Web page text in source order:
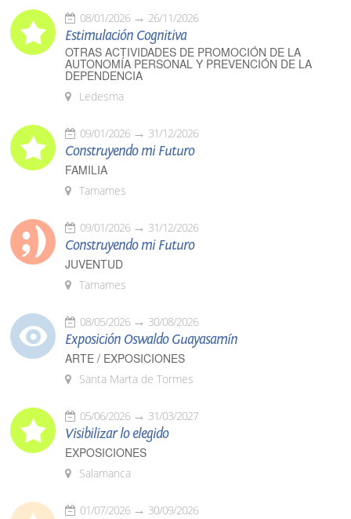
08/01/2026 26/11/2026
Estimulación Cognitiva
OTRAS ACTIVIDADES DE PROMOCIÓN DE LA
AUTONOMÍA PERSONAL Y PREVENCIÓN DE LA
DEPENDENCIA
Ledesma
09/01/2026 31/12/2026
Construyendo mi Futuro
FAMILIA
Tamames
09/01/2026 31/12/2026
Construyendo mi Futuro
JUVENTUD
Tamames
08/05/2026 30/08/2026
Exposición Oswaldo Guayasamín
ARTE / EXPOSICIONES
Santa Marta de Tormes
05/06/2026 31/03/2027
Visibilizar lo elegido
EXPOSICIONES
Salamanca
01/07/2026 30/09/2026